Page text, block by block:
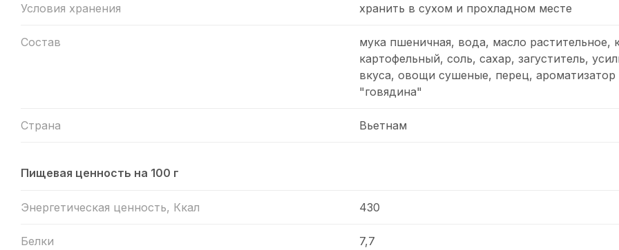
Условия хранения хранить в сухом и прохладном месте
Состав
мука пшеничная, вода, масло растительное,
картофельный, соль, сахар, загуститель,
вкуса, овощи сушеные, перец, ароматизатор
"говядина"
Страна Вьетнам
Пищевая ценность на 100 г
Энергетическая ценность, Ккал 430
Белки 7,7